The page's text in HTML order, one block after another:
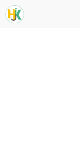
Skip
to